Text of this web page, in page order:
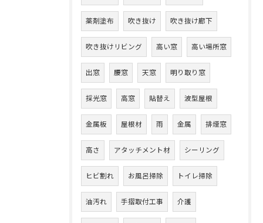
薬剤塗布 吹き抜け 吹き抜け廊下
吹き抜けリビング 高い窓 高い場所窓
出窓 腰窓 天窓 明り取り窓
採光窓 高窓 貼替え 波型屋根
金属板 屋根材 雨 金属 排煙窓
高さ アタッチメント材 シーリング
ヒビ割れ お風呂掃除 トイレ掃除
油汚れ 手摺取付工事 介護